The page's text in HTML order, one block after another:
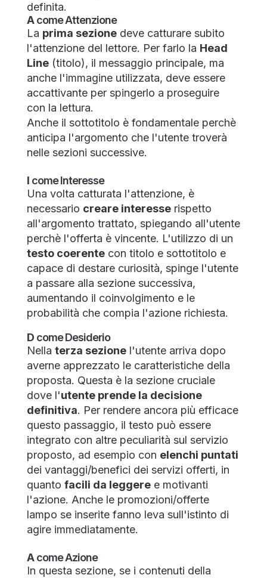
definita.
Acome Attenzione
La prima sezione deve catturare subito
l'attenzione del lettore. Per farlo la Head
Line (titolo), il messaggio principale, ma
anche l'immagine utilizzata, deve essere
accattivante per spingerlo a proseguire
con la lettura.
Anche il sottotitolo è fondamentale perchè
anticipa l'argomento che l'utente troverà
nelle sezioni successive.
Icome Interesse
Una volta catturata l'attenzione, è
necessario creare interesse rispetto
all'argomento trattato, spiegando all'utente
perchè l'offerta è vincente. L'utilizzo di un
testo coerente con titolo e sottotitolo e
capace di destare curiosità, spinge l'utente
a passare alla sezione successiva,
aumentando il coinvolgimento e le
probabilità che compia l'azione richiesta.
Dcome Desiderio
Nella terza sezione l'utente arriva dopo
averne apprezzato le caratteristiche della
proposta. Questa è la sezione cruciale
dove l'utente prende la decisione
definitiva. Per rendere ancora più efficace
questo passaggio, il testo può essere
integrato con altre peculiarità sul servizio
proposto, ad esempio con elenchi puntati
dei vantaggi/benefici dei servizi offerti, in
quanto facili da leggere e motivanti
l'azione. Anche le promozioni/offerte
lampo se inserite fanno leva sull'istinto di
agire immediatamente.
Acome Azione
In questa sezione, se i contenuti della